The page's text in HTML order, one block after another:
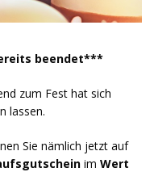
beendet***
zum Fest hat sich
lassen.
Sie nämlich jetzt auf
im Wert